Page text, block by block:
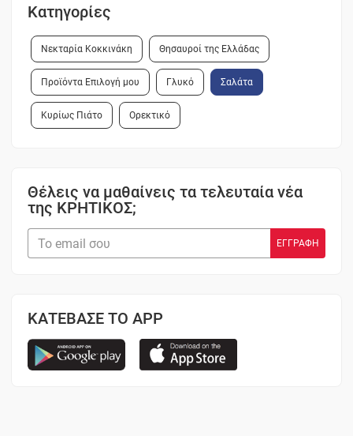
Κατηγορίες
Νεκταρία Κοκκινάκη Θησαυροί της Ελλάδας
Προϊόντα Επιλογή μου Γλυκό Σαλάτα
Κυρίως Πιάτο Ορεκτικό
Θέλεις να μαθαίνεις τα τελευταία νέα
της ΚΡΗΤΙΚΟΣ;
ΚΑΤΕΒΑΣΕ ΤΟ APP